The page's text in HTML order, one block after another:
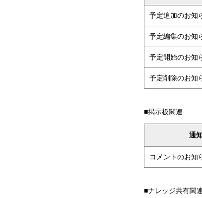
予定追加のお知
予定編集のお知
予定開始のお知
予定削除のお知
■掲示板関連
通
コメントのお知
■ナレッジ共有関